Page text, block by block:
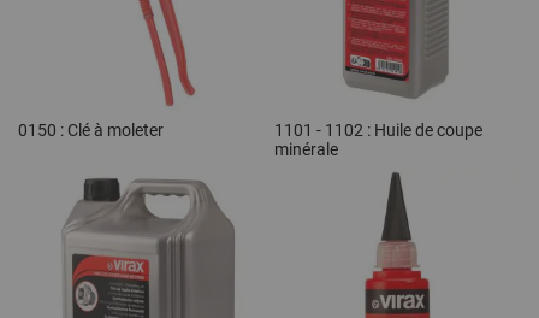
0150 : Clé à moleter
1101 - 1102 : Huile de coupe
minérale